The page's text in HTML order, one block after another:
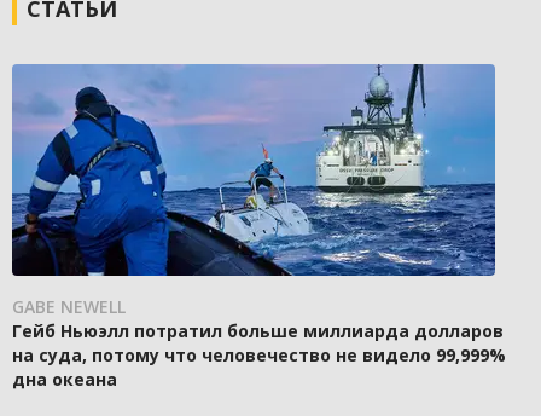
СТАТЬИ
GABE NEWELL
Гейб Ньюэлл потратил больше миллиарда долларов
на суда, потому что человечество не видело 99,999%
дна океана